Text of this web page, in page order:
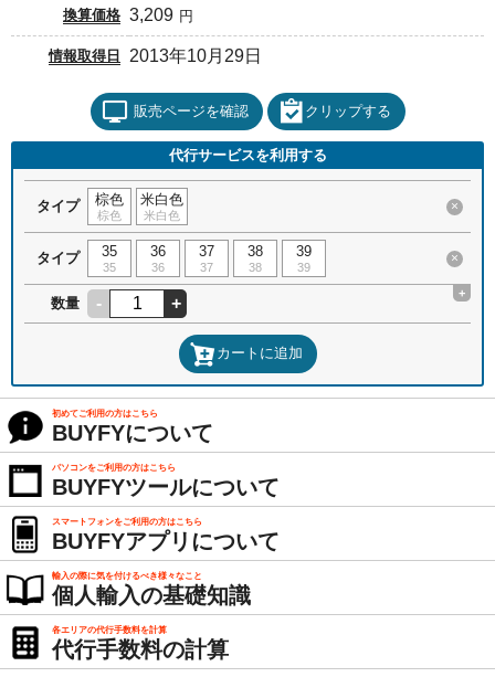
換算価格 3,209 円
情報取得日 2013年10月29日
販売ページを確認 クリップする
代行サービスを利用する
タイプ 棕色
棕色
米白色
米白色
×
タイプ 35
35
36
36
37
37
38
38
39
39
×
数量 - +
+
カートに追加
初めてご利用の方はこちら
BUYFYについて
パソコンをご利用の方はこちら
BUYFYツールについて
スマートフォンをご利用の方はこちら
BUYFYアプリについて
輸入の際に気を付けるべき様々なこと
個人輸入の基礎知識
各エリアの代行手数料を計算
代行手数料の計算